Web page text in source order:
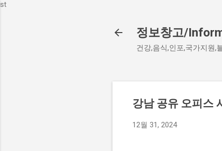
st
정보창고/
건강,음식,인포,국가지원,
강남 공유 오피스
12월 31, 2024